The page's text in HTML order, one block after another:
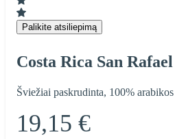
Palikite atsiliepimą
Costa Rica San
Šviežiai paskrudinta, 100%
19,15 €